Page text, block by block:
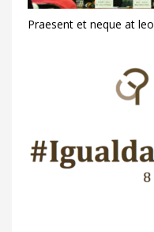
Praesent et neque at